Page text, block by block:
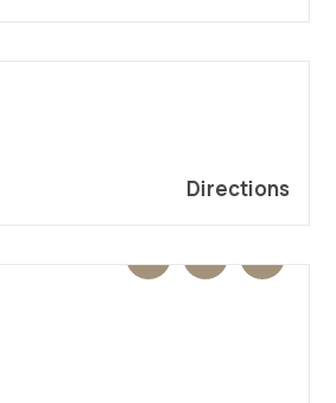
Directions